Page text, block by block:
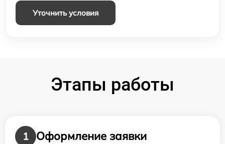
Уточнить условия
Этапы работы
1
Оформление заявки